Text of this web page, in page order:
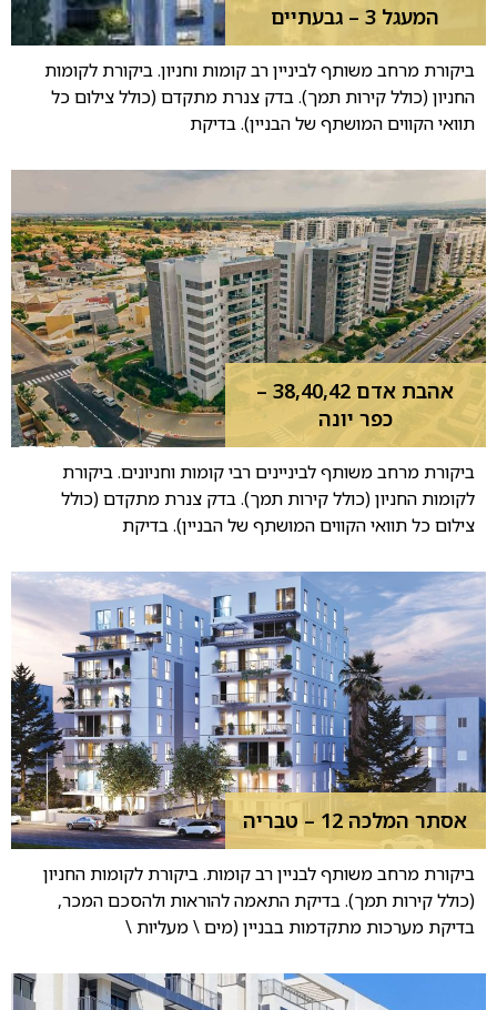
המעגל 3 – גבעתיים
ביקורת מרחב משותף לביניין רב קומות וחניון. ביקורת לקומות
החניון (כולל קירות תמך). בדק צנרת מתקדם (כולל צילום כל
תוואי הקווים המושתף של הבניין). בדיקת
אהבת אדם 38,40,42 –
כפר יונה
ביקורת מרחב משותף לביניינים רבי קומות וחניונים. ביקורת
לקומות החניון (כולל קירות תמך). בדק צנרת מתקדם (כולל
צילום כל תוואי הקווים המושתף של הבניין). בדיקת
אסתר המלכה 12 – טבריה
ביקורת מרחב משותף לבניין רב קומות. ביקורת לקומות החניון
(כולל קירות תמך). בדיקת התאמה להוראות ולהסכם המכר,
בדיקת מערכות מתקדמות בבניין (מים \ מעליות \